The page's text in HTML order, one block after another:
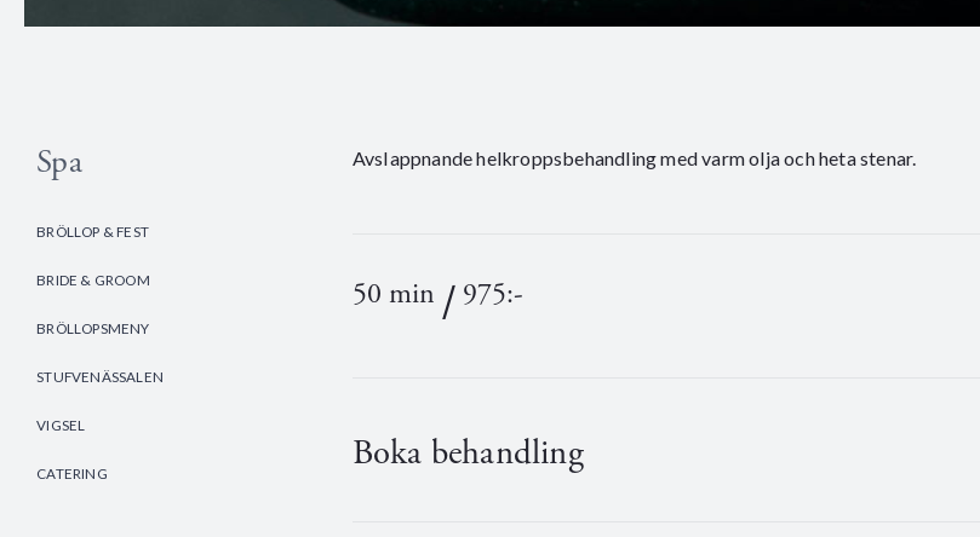
Spa
BRÖLLOP & FEST
BRIDE & GROOM
BRÖLLOPSMENY
STUFVENÄSSALEN
VIGSEL
CATERING
AvsIappnande helkroppsbehandling med varm olja och heta stenar.
50 min / 975:-
Boka behandling